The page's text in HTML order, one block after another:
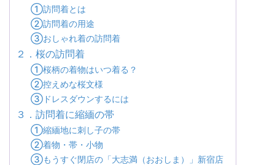
①訪問着とは
②訪問着の用途
③おしゃれ着の訪問着
２．桜の訪問着
①桜柄の着物はいつ着る？
②控えめな桜文様
③ドレスダウンするには
３．訪問着に縮緬の帯
①縮緬地に刺し子の帯
②着物・帯・小物
③もうすぐ閉店の「大志満（おおしま）」新宿店